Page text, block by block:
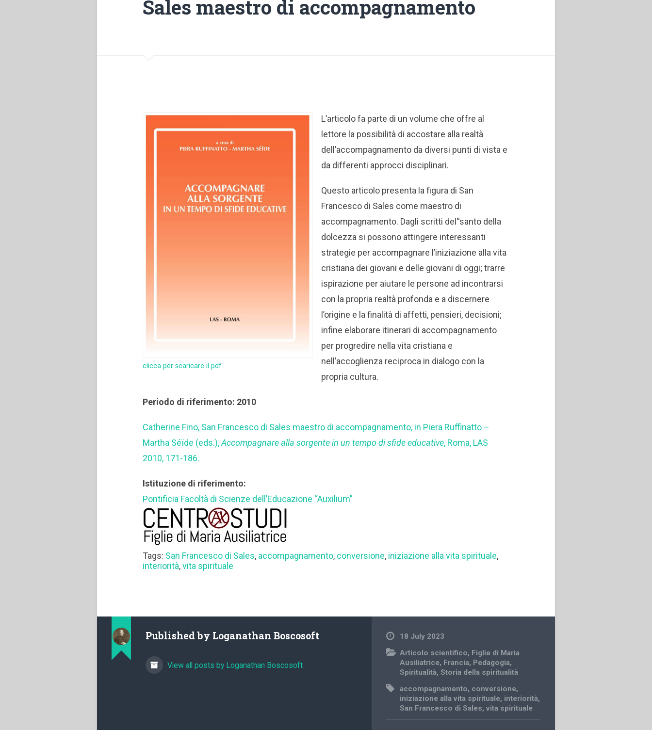
Sales maestro di accompagnamento
clicca per scaricare il pdf
L’articolo fa parte di un volume che offre al
lettore la possibilità di accostare alla realtà
dell’accompagnamento da diversi punti di vista e
da differenti approcci disciplinari.
Questo articolo presenta la figura di San
Francesco di Sales come maestro di
accompagnamento. Dagli scritti del“santo della
dolcezza si possono attingere interessanti
strategie per accompagnare l’iniziazione alla vita
cristiana dei giovani e delle giovani di oggi; trarre
ispirazione per aiutare le persone ad incontrarsi
con la propria realtà profonda e a discernere
l’origine e la finalità di affetti, pensieri, decisioni;
infine elaborare itinerari di accompagnamento
per progredire nella vita cristiana e
nell’accoglienza reciproca in dialogo con la
propria cultura.
Periodo di riferimento: 2010
Catherine Fino, San Francesco di Sales maestro di accompagnamento, in Piera Ruffinatto –
Martha Séïde (eds.),Accompagnare alla sorgente in un tempo di sfide educative, Roma, LAS
2010, 171-186.
Istituzione di riferimento:
Pontificia Facoltà di Scienze dell’Educazione “Auxilium”
Tags: San Francesco di Sales, accompagnamento, conversione, iniziazione alla vita spirituale,
interiorità,vita spirituale
Published by Loganathan Boscosoft
View all posts by Loganathan Boscosoft
18 July 2023
Articolo scientifico, Figlie di Maria
Ausiliatrice, Francia, Pedagogia,
Spiritualità,Storia della spiritualità
accompagnamento, conversione,
iniziazione alla vita spirituale, interiorità,
San Francesco di Sales,vita spirituale